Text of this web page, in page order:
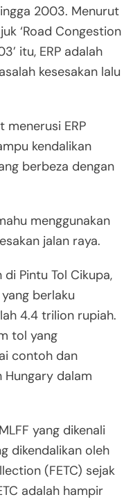
2003. Menurut
‘Road Congestion
itu, ERP adalah
kesesakan lalu
ERP
kendalikan
berbeza dengan
menggunakan
jalan raya.
Pintu Tol Cikupa,
berlaku
4.4 trilion rupiah.
tol yang
contoh dan
Hungary dalam
yang dikenali
dikendalikan oleh
(FETC) sejak
adalah hampir